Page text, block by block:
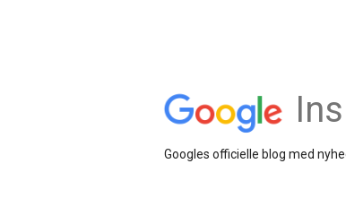
Googles officielle blog med